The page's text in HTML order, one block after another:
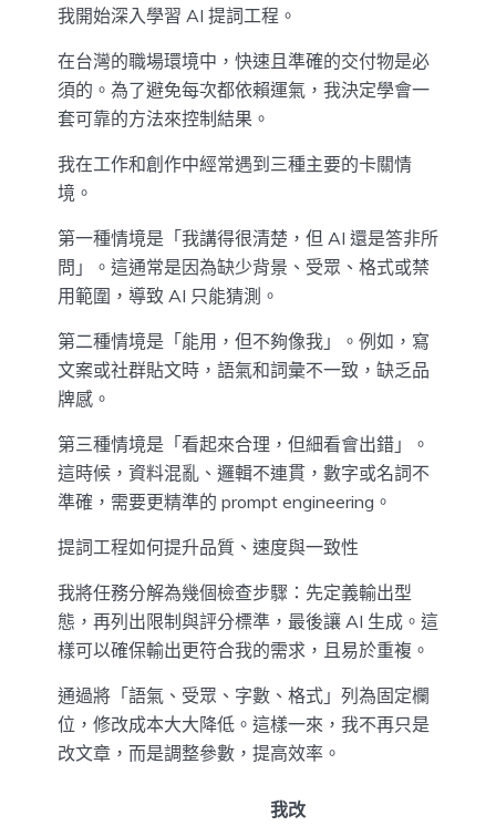
我開始深入學習 AI 提詞工程。
在台灣的職場環境中，快速且準確的交付物是必
須的。為了避免每次都依賴運氣，我決定學會一
套可靠的方法來控制結果。
我在工作和創作中經常遇到三種主要的卡關情
境。
第一種情境是「我講得很清楚，但 AI 還是答非所
問」。這通常是因為缺少背景、受眾、格式或禁
用範圍，導致 AI 只能猜測。
第二種情境是「能用，但不夠像我」。例如，寫
文案或社群貼文時，語氣和詞彙不一致，缺乏品
牌感。
第三種情境是「看起來合理，但細看會出錯」。
這時候，資料混亂、邏輯不連貫，數字或名詞不
準確，需要更精準的 prompt engineering。
提詞工程如何提升品質、速度與一致性
我將任務分解為幾個檢查步驟：先定義輸出型
態，再列出限制與評分標準，最後讓 AI 生成。這
樣可以確保輸出更符合我的需求，且易於重複。
通過將「語氣、受眾、字數、格式」列為固定欄
位，修改成本大大降低。這樣一來，我不再只是
改文章，而是調整參數，提高效率。
我改